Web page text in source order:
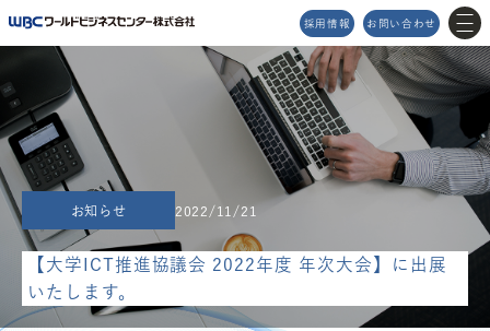
採用情報 お問い合わせ
MENU
メニュー
TOP
サービス
プロダクト
会社情報
サスティナビリティ
企業理念
アクセスマップ
お知らせ
お問い合わせ
Topics2026/04/03
お知らせ 2022/11/21
【大学ICT推進協議会 2022年度 年次大会】に出展
いたします。